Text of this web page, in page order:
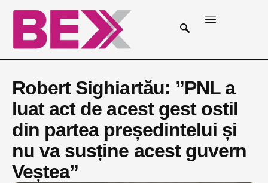
Robert Sighiartău: ”PNL a
luat act de acest gest ostil
din partea președintelui și
nu va susține acest guvern
Veștea”